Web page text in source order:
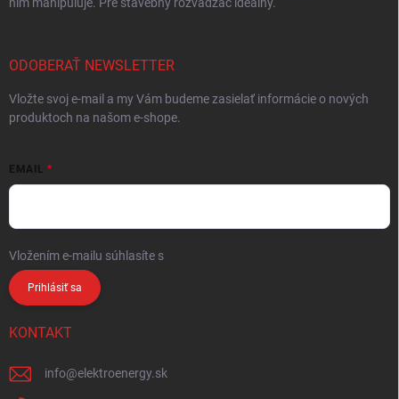
ním manipuluje. Pre stavebný rozvádzač ideálny.
ODOBERAŤ NEWSLETTER
Vložte svoj e-mail a my Vám budeme zasielať informácie o nových
produktoch na našom e-shope.
EMAIL
Vložením e-mailu súhlasíte s
Prihlásiť sa
KONTAKT
info@elektroenergy.sk